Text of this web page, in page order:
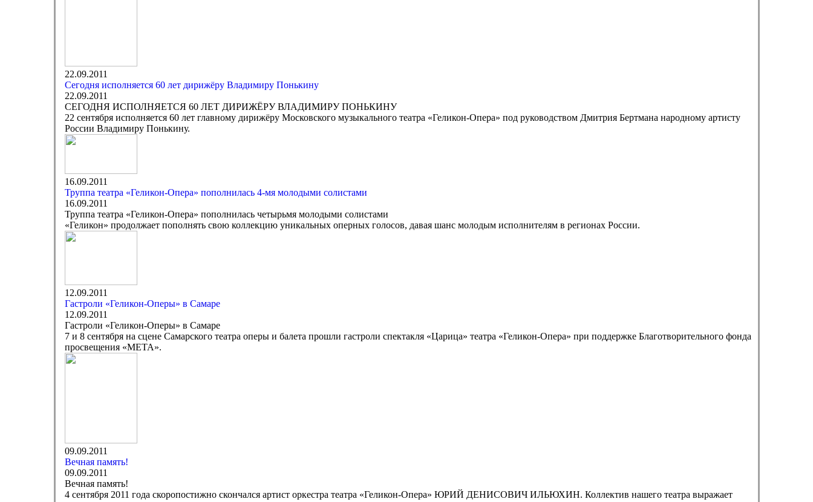
22.09.2011
Cегодня исполняется 60 лет дирижёру Владимиру Понькину
22.09.2011
СЕГОДНЯ ИСПОЛНЯЕТСЯ 60 ЛЕТ ДИРИЖЁРУ ВЛАДИМИРУ ПОНЬКИНУ
22 сентября исполняется 60 лет главному дирижёру Московского музыкального театра «Геликон-Опера» под руководством Дмитрия Бертмана народному артисту
России Владимиру Понькину.
16.09.2011
Труппа театра «Геликон-Опера» пополнилась 4-мя молодыми солистами
16.09.2011
Труппа театра «Геликон-Опера» пополнилась четырьмя молодыми солистами
«Геликон» продолжает пополнять свою коллекцию уникальных оперных голосов, давая шанс молодым исполнителям в регионах России.
12.09.2011
Гастроли «Геликон-Оперы» в Самаре
12.09.2011
Гастроли «Геликон-Оперы» в Самаре
7 и 8 сентября на сцене Самарского театра оперы и балета прошли гастроли спектакля «Царица» театра «Геликон-Опера» при поддержке Благотворительного фонда
просвещения «МЕТА».
09.09.2011
Вечная память!
09.09.2011
Вечная память!
4 сентября 2011 года скоропостижно скончался артист оркестра театра «Геликон-Опера» ЮРИЙ ДЕНИСОВИЧ ИЛЬЮХИН. Коллектив нашего театра выражает